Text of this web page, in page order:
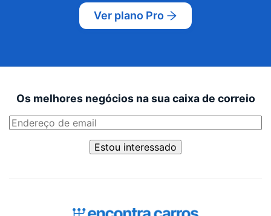
Ver plano Pro
Os melhores negócios na sua caixa de correio
Estou interessado